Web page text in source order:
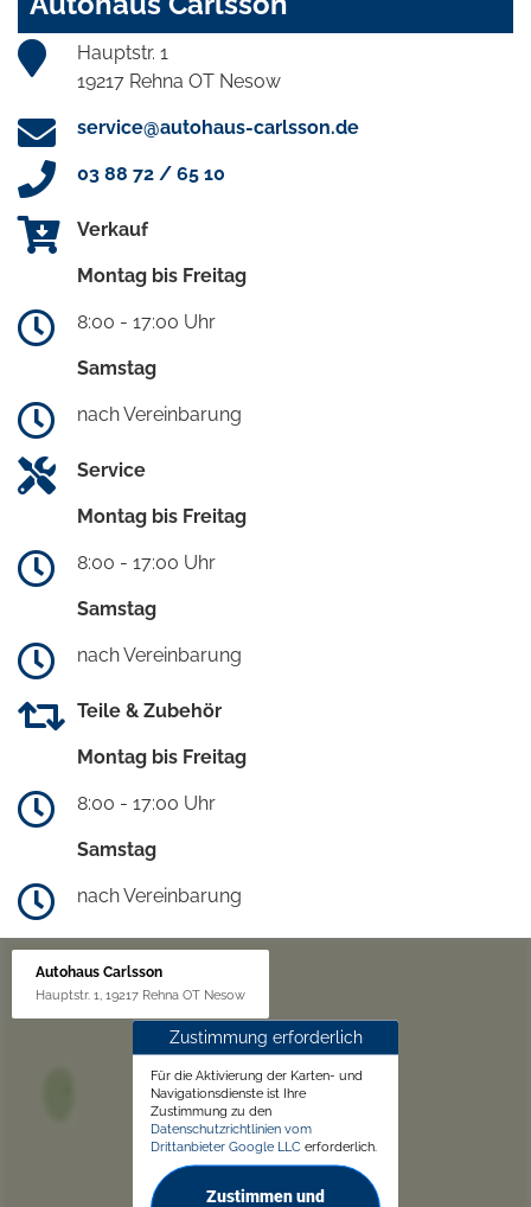
Hauptstr. 1
19217 Rehna OT Nesow
service@autohaus-carlsson.de
03 88 72 / 65 10
Verkauf
Montag bis Freitag
8:00 - 17:00 Uhr
Samstag
nach Vereinbarung
Service
Montag bis Freitag
8:00 - 17:00 Uhr
Samstag
nach Vereinbarung
Teile & Zubehör
Montag bis Freitag
8:00 - 17:00 Uhr
Samstag
nach Vereinbarung
Autohaus Carlsson
Hauptstr. 1, 19217 Rehna OT Nesow
Zustimmung erforderlich
Für die Aktivierung der Karten- und
Navigationsdienste ist Ihre
Zustimmung zu den
Datenschutzrichtlinien vom
Drittanbieter Google LLC erforderlich.
Zustimmen und